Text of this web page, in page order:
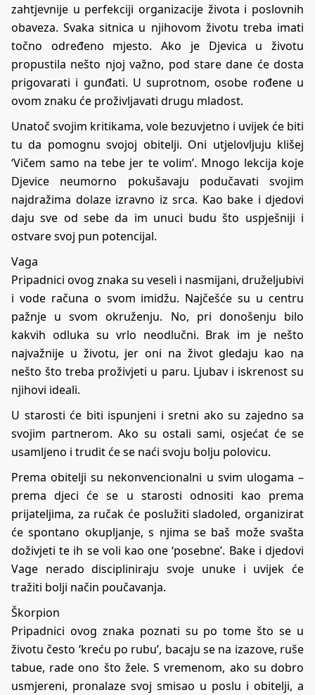
zahtjevnije u perfekciji organizacije života i poslovnih
obaveza. Svaka sitnica u njihovom životu treba imati
točno određeno mjesto. Ako je Djevica u životu
propustila nešto njoj važno, pod stare dane će dosta
prigovarati i gunđati. U suprotnom, osobe rođene u
ovom znaku će proživljavati drugu mladost.
Unatoč svojim kritikama, vole bezuvjetno i uvijek će biti
tu da pomognu svojoj obitelji. Oni utjelovljuju klišej
‘Vičem samo na tebe jer te volim’. Mnogo lekcija koje
Djevice neumorno pokušavaju podučavati svojim
najdražima dolaze izravno iz srca. Kao bake i djedovi
daju sve od sebe da im unuci budu što uspješniji i
ostvare svoj pun potencijal.
Vaga
Pripadnici ovog znaka su veseli i nasmijani, druželjubivi
i vode računa o svom imidžu. Najčešće su u centru
pažnje u svom okruženju. No, pri donošenju bilo
kakvih odluka su vrlo neodlučni. Brak im je nešto
najvažnije u životu, jer oni na život gledaju kao na
nešto što treba proživjeti u paru. Ljubav i iskrenost su
njihovi ideali.
U starosti će biti ispunjeni i sretni ako su zajedno sa
svojim partnerom. Ako su ostali sami, osjećat će se
usamljeno i trudit će se naći svoju bolju polovicu.
Prema obitelji su nekonvencionalni u svim ulogama –
prema djeci će se u starosti odnositi kao prema
prijateljima, za ručak će poslužiti sladoled, organizirat
će spontano okupljanje, s njima se baš može svašta
doživjeti te ih se voli kao one ‘posebne’. Bake i djedovi
Vage nerado discipliniraju svoje unuke i uvijek će
tražiti bolji način poučavanja.
Škorpion
Pripadnici ovog znaka poznati su po tome što se u
životu često ‘kreću po rubu’, bacaju se na izazove, ruše
tabue, rade ono što žele. S vremenom, ako su dobro
usmjereni, pronalaze svoj smisao u poslu i obitelji, a